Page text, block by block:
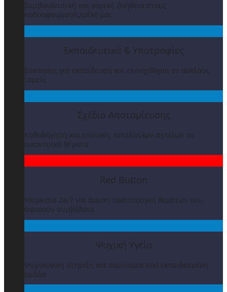
Συμβουλευτική και νομική βοήθεια στους
ποδοσφαιριστές/μέλη μας
Εκπαιδευτικά & Υποτροφίες
Ευκαιρίες για εκπαίδευση και επασχόληση σε πολλούς
τομείς
Σχέδιο Αποταμίευσης
Καθοδήγηση και επιλογές κατάλληλων σχεδίων σε
οικονομικά θέματα
Red Button
Υπηρεσία 24/7 για άμεση τακτοποίηση θεμάτων που
αφορούν συμβόλαια
Ψυχική Υγεία
Ψυχολογική στήριξη και σεμινάρια από εκπαιδευμένη
ομάδα